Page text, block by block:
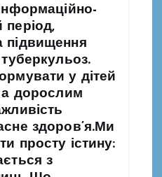
період,
підвищення
у дітей
а дорослим
здоров’я.Ми
просту істину:
з